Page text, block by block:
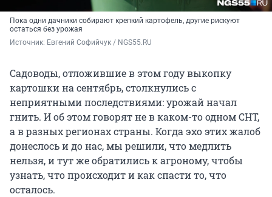
Пока одни дачники собирают крепкий картофель, другие рискуют
остаться без урожая
Источник: Евгений Софийчук / NGS55.RU
Садоводы, отложившие в этом году выкопку
картошки на сентябрь, столкнулись с
неприятными последствиями: урожай начал
гнить. И об этом говорят не в каком-то одном СНТ,
а в разных регионах страны. Когда эхо этих жалоб
донеслось и до нас, мы решили, что медлить
нельзя, и тут же обратились к агроному, чтобы
узнать, что происходит и как спасти то, что
осталось.